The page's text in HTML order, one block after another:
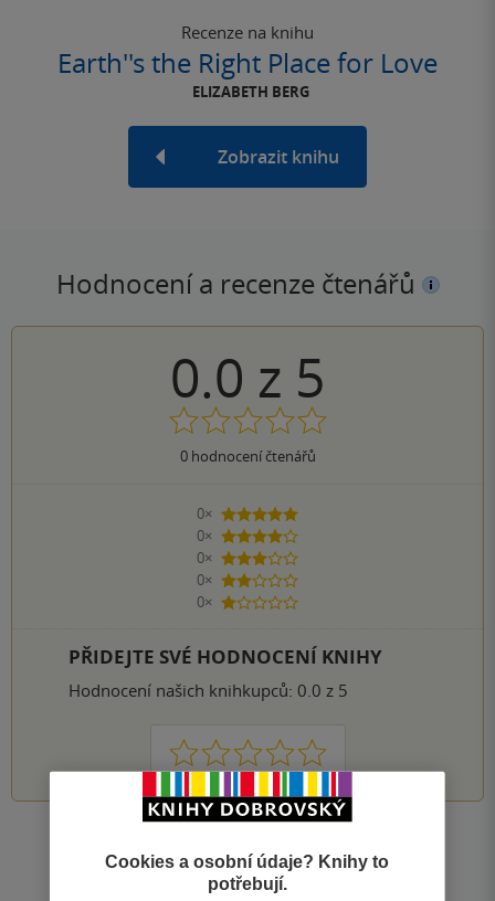
Recenze na knihu
Earth''s the Right Place for Love
ELIZABETH BERG
Zobrazit knihu
Hodnocení a recenze čtenářů
0.0 z 5
0hodnocení čtenářů
0×
5 hvězdiček
0×
4 hvězdičky
0×
3 hvězdičky
0×
2 hvězdičky
0×
1 hvezdička
PŘIDEJTE SVÉ HODNOCENÍ KNIHY
Hodnocení našich knihkupců: 0.0 z 5
1 2 3 4 5
Zobrazeno 20 z 20
Cookies a osobní údaje? Knihy to
potřebují.